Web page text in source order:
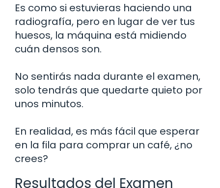
Es como si estuvieras haciendo una
radiografía, pero en lugar de ver tus
huesos, la máquina está midiendo
cuán densos son.
No sentirás nada durante el examen,
solo tendrás que quedarte quieto por
unos minutos.
En realidad, es más fácil que esperar
en la fila para comprar un café, ¿no
crees?
Resultados del Examen